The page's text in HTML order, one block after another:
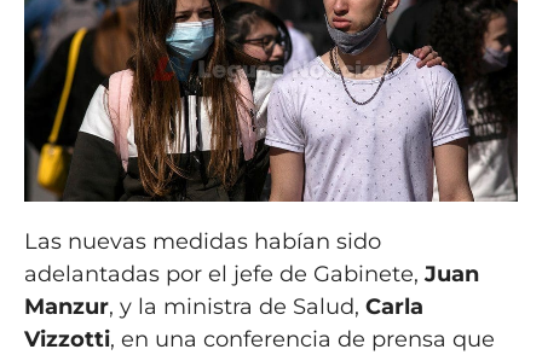
Las nuevas medidas habían sido
adelantadas por el jefe de Gabinete, Juan
Manzur, y la ministra de Salud, Carla
Vizzotti, en una conferencia de prensa que